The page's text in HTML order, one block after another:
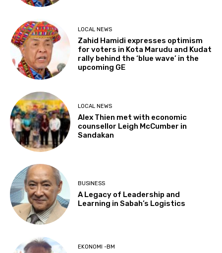
LOCAL NEWS
Zahid Hamidi expresses optimism
for voters in Kota Marudu and Kudat
rally behind the ‘blue wave’ in the
upcoming GE
LOCAL NEWS
Alex Thien met with economic
counsellor Leigh McCumber in
Sandakan
BUSINESS
A Legacy of Leadership and
Learning in Sabah’s Logistics
EKONOMI -BM